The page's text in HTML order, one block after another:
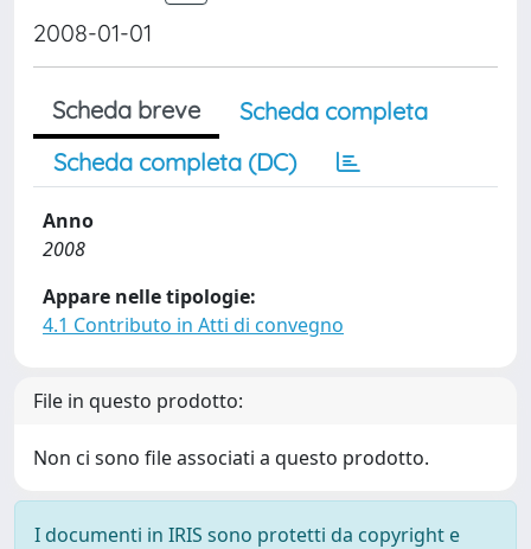
2008-01-01
Scheda breve
Scheda completa
Scheda completa (DC)
Anno
2008
Appare nelle tipologie:
4.1 Contributo in Atti di convegno
File in questo prodotto:
Non ci sono file associati a questo prodotto.
I documenti in IRIS sono protetti da copyright e